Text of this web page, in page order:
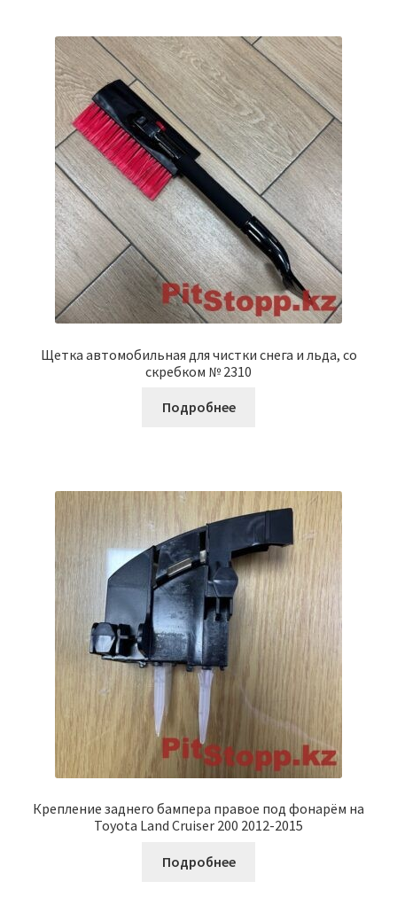
Щетка автомобильная для чистки снега и льда, со
скребком № 2310
Подробнее
Крепление заднего бампера правое под фонарём на
Toyota Land Cruiser 200 2012-2015
Подробнее